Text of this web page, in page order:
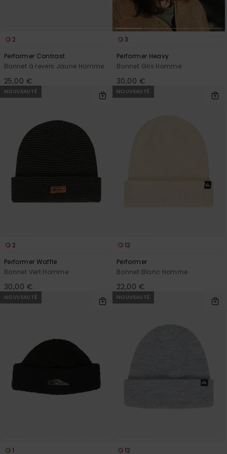
2
Performer Contrast
Bonnet à revers Jaune Homme
25,00 €
3
Performer Heavy
Bonnet Gris Homme
30,00 €
NOUVEAUTÉ
2
Performer Waffle
Bonnet Vert Homme
30,00 €
NOUVEAUTÉ
12
Performer
Bonnet Blanc Homme
22,00 €
NOUVEAUTÉ
1
NOUVEAUTÉ
12